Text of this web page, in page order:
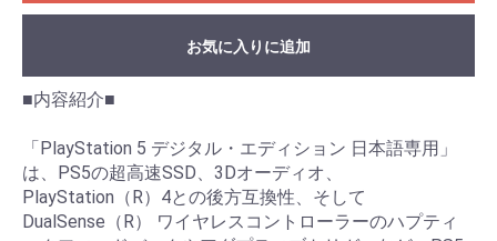
お気に入りに追加
■内容紹介■
「PlayStation 5 デジタル・エディション 日本語専用」
は、PS5の超高速SSD、3Dオーディオ、
PlayStation（R）4との後方互換性、そして
DualSense（R） ワイヤレスコントローラーのハプティ